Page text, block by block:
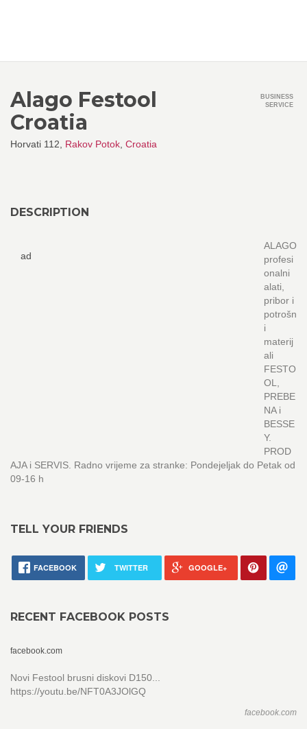
Alago Festool
Croatia
Horvati 112, Rakov Potok Croatia
BUSINESS
SERVICE
DESCRIPTION
ad
ALAGO
profesi
onalni
alati,
pribor i
potrošn
i
materij
ali
FESTO
OL,
PREBE
NA i
BESSE
Y.
PROD
AJA i SERVIS. Radno vrijeme za stranke: Pondejeljak do Petak od
09-16 h
TELL YOUR FRIENDS
FACEBOOK TWITTER GOOGLE+
RECENT FACEBOOK POSTS
facebook.com
Novi Festool brusni diskovi D150...
https://youtu.be/NFT0A3JOlGQ
facebook.com